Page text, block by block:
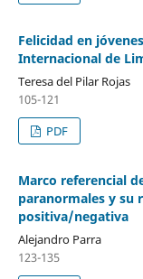
Felicidad en
Internacional de
Teresa del Pilar Rojas
105-121
PDF
Marco referencial
paranormales y su
positiva/negativa
Alejandro Parra
123-135